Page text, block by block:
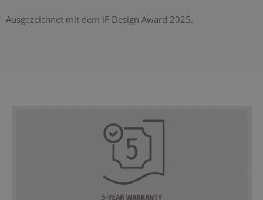
Ausgezeichnet mit dem iF Design Award 2025.